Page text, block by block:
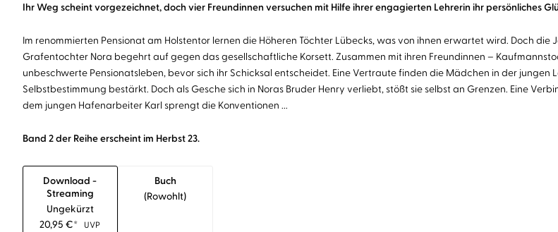
Ihr Weg scheint vorgezeichnet, doch vier Freundinnen versuchen mit Hilfe ihrer engagierten Lehrerin ihr persönliches
Im renommierten Pensionat am Holstentor lernen die Höheren Töchter Lübecks, was von ihnen erwartet wird. Doch
Grafentochter Nora begehrt auf gegen das gesellschaftliche Korsett. Zusammen mit ihren Freundinnen –
unbeschwerte Pensionatsleben, bevor sich ihr Schicksal entscheidet. Eine Vertraute finden die Mädchen in der jungen
Selbstbestimmung bestärkt. Doch als Gesche sich in Noras Bruder Henry verliebt, stößt sie selbst an Grenzen. Eine
dem jungen Hafenarbeiter Karl sprengt die Konventionen ...
Band 2 der Reihe erscheint im Herbst 23.
Download -
Streaming
Ungekürzt
20,95€* UVP
Buch
(rowohlt)